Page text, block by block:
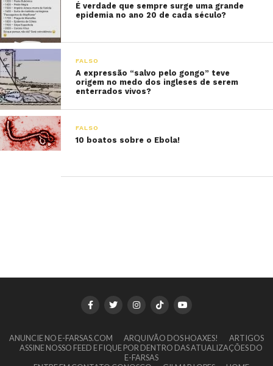
É verdade que sempre surge uma grande
epidemia no ano 20 de cada século?
FALSO
A expressão “salvo pelo gongo” teve
origem no medo dos ingleses de serem
enterrados vivos?
FALSO
10 boatos sobre o Ebola!
ANUNCIE NO E-FARSAS.COM ARQUIVÃO DOS HOAXES!
ARTIGOS
ASSINE NOSSO FEED E FIQUE POR DENTRO DAS ATUALIZAÇÕES DO
E-FARSAS